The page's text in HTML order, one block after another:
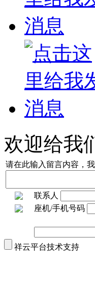
欢迎给我
请在此输入留言内容，
联系人
座机/手机号码
祥云平台技术支持